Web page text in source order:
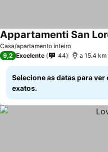
Casa/apartamento inteiro
9,2 Excelente 44 a 15.4
Selecione as datas para ver
exatos.